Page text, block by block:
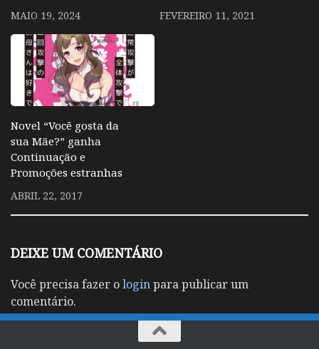
MAIO 19, 2024 FEVEREIRO 11, 2021
Novel “Você gosta da
sua Mãe?” ganha
Continuação e
Promoções estranhas
ABRIL 22, 2017
DEIXE UM COMENTÁRIO
Você precisa fazer ologinpara publicar um
comentário.